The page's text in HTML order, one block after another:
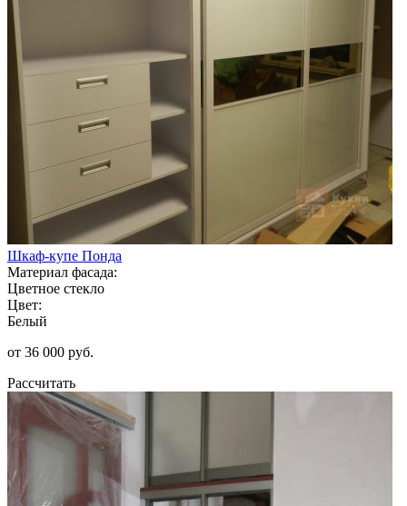
Шкаф-купе Понда
Материал фасада:
Цветное стекло
Цвет:
Белый
от 36 000 руб.
Рассчитать